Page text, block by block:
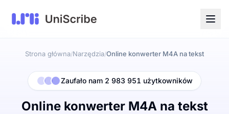
Strona główna/Narzędzia/Online konwerter M4A na tekst
Zaufało nam 2 983 951 użytkowników
Online konwerter M4A na tekst